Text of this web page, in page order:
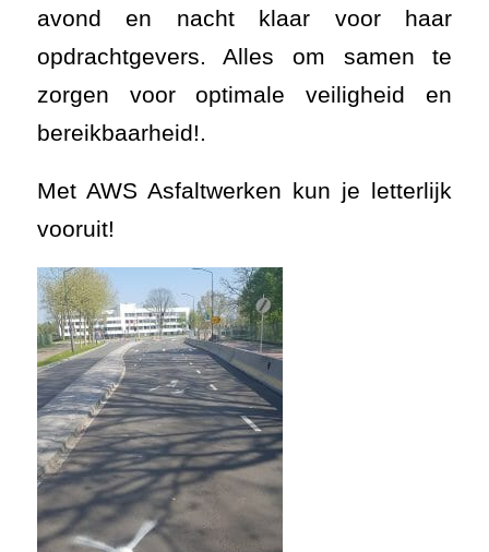
avond en nacht klaar voor haar
opdrachtgevers. Alles om samen te
zorgen voor optimale veiligheid en
bereikbaarheid!.
Met AWS Asfaltwerken kun je letterlijk
vooruit!